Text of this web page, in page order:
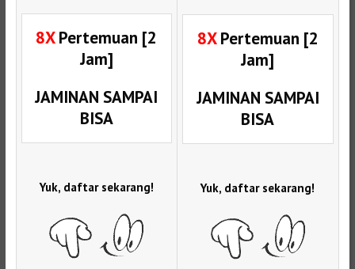
8XPertemuan [2
Jam]
JAMINAN SAMPAI
BISA
Yuk, daftar sekarang!
8XPertemuan [2
Jam]
JAMINAN SAMPAI
BISA
Yuk, daftar sekarang!